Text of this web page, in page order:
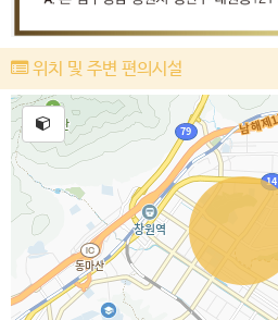
위치 및 주변 편의시설